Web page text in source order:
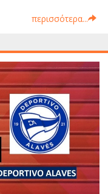
περισσότερα...